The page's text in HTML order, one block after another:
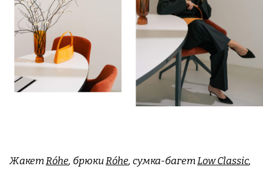
ЖакетRóhe, брюкиRóhe, сумка-багетLow Classic,